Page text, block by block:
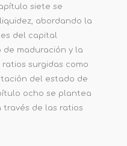
siete se
abordando la
del capital
maduración y la
surgidas como
del estado de
ocho se plantea
través de las ratios